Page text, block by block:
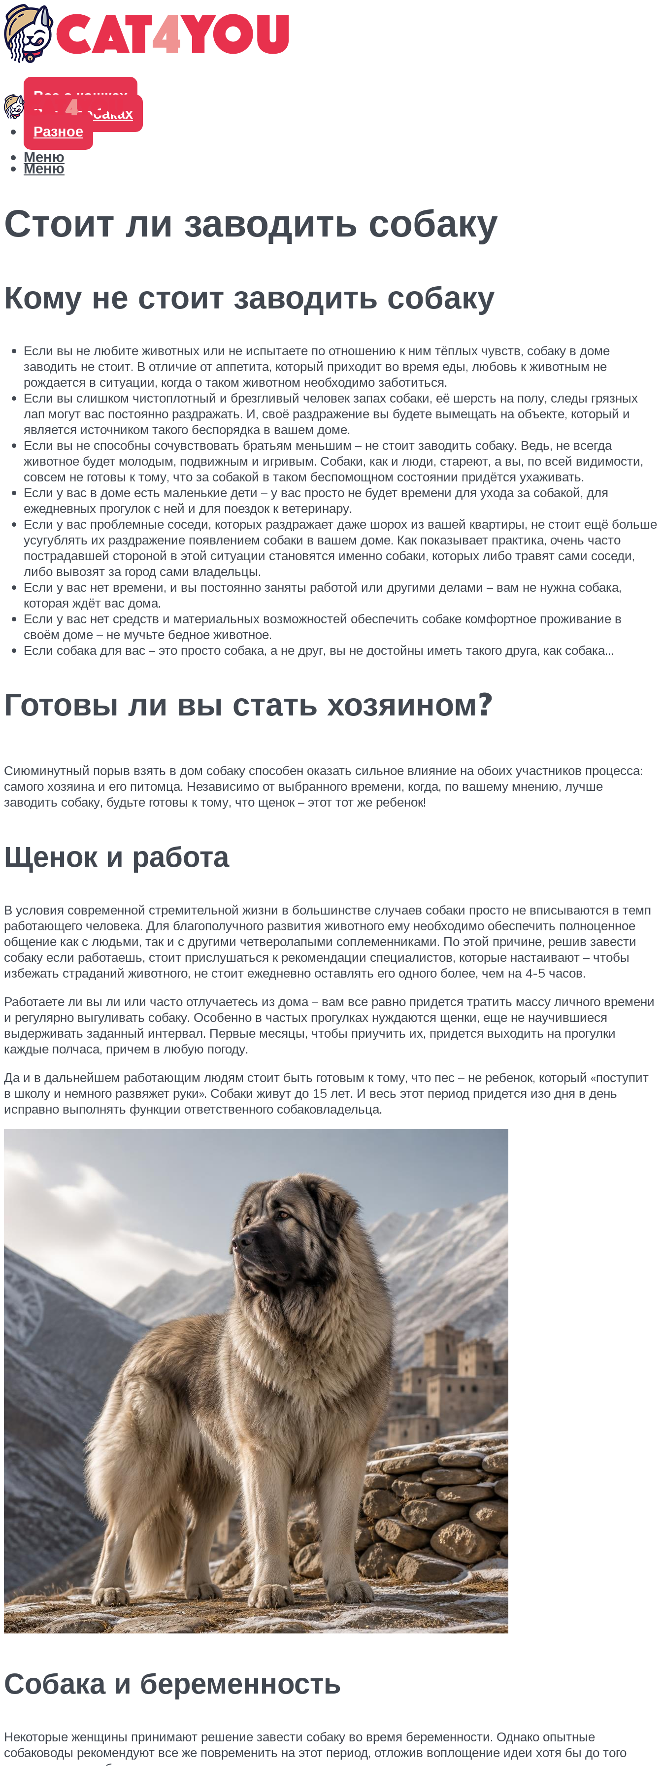
Все о кошках
Все о собаках
Разное
Меню
Меню
Стоит ли заводить собаку
Кому не стоит заводить собаку
Если вы не любите животных или не испытаете по отношению к ним тёплых чувств, собаку в доме
заводить не стоит. В отличие от аппетита, который приходит во время еды, любовь к животным не
рождается в ситуации, когда о таком животном необходимо заботиться.
Если вы слишком чистоплотный и брезгливый человек запах собаки, её шерсть на полу, следы грязных
лап могут вас постоянно раздражать. И, своё раздражение вы будете вымещать на объекте, который и
является источником такого беспорядка в вашем доме.
Если вы не способны сочувствовать братьям меньшим – не стоит заводить собаку. Ведь, не всегда
животное будет молодым, подвижным и игривым. Собаки, как и люди, стареют, а вы, по всей видимости,
совсем не готовы к тому, что за собакой в таком беспомощном состоянии придётся ухаживать.
Если у вас в доме есть маленькие дети – у вас просто не будет времени для ухода за собакой, для
ежедневных прогулок с ней и для поездок к ветеринару.
Если у вас проблемные соседи, которых раздражает даже шорох из вашей квартиры, не стоит ещё больше
усугублять их раздражение появлением собаки в вашем доме. Как показывает практика, очень часто
пострадавшей стороной в этой ситуации становятся именно собаки, которых либо травят сами соседи,
либо вывозят за город сами владельцы.
Если у вас нет времени, и вы постоянно заняты работой или другими делами – вам не нужна собака,
которая ждёт вас дома.
Если у вас нет средств и материальных возможностей обеспечить собаке комфортное проживание в
своём доме – не мучьте бедное животное.
Если собака для вас – это просто собака, а не друг, вы не достойны иметь такого друга, как собака…
Готовы ли вы стать хозяином?
Сиюминутный порыв взять в дом собаку способен оказать сильное влияние на обоих участников процесса:
самого хозяина и его питомца. Независимо от выбранного времени, когда, по вашему мнению, лучше
заводить собаку, будьте готовы к тому, что щенок – этот тот же ребенок!
Щенок и работа
В условия современной стремительной жизни в большинстве случаев собаки просто не вписываются в темп
работающего человека. Для благополучного развития животного ему необходимо обеспечить полноценное
общение как с людьми, так и с другими четверолапыми соплеменниками. По этой причине, решив завести
собаку если работаешь, стоит прислушаться к рекомендации специалистов, которые настаивают – чтобы
избежать страданий животного, не стоит ежедневно оставлять его одного более, чем на 4-5 часов.
Работаете ли вы ли или часто отлучаетесь из дома – вам все равно придется тратить массу личного времени
и регулярно выгуливать собаку. Особенно в частых прогулках нуждаются щенки, еще не научившиеся
выдерживать заданный интервал. Первые месяцы, чтобы приучить их, придется выходить на прогулки
каждые полчаса, причем в любую погоду.
Да и в дальнейшем работающим людям стоит быть готовым к тому, что пес – не ребенок, который «поступит
в школу и немного развяжет руки». Собаки живут до 15 лет. И весь этот период придется изо дня в день
исправно выполнять функции ответственного собаковладельца.
Собака и беременность
Некоторые женщины принимают решение завести собаку во время беременности. Однако опытные
собаководы рекомендуют все же повременить на этот период, отложив воплощение идеи хотя бы до того